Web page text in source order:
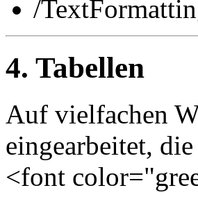
/
4. Tabellen
Auf vielfachen
eingearbeitet,
<font